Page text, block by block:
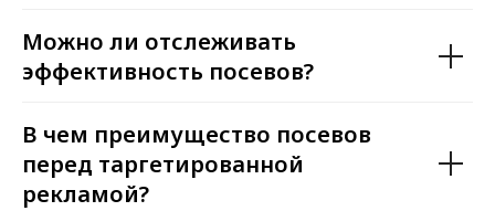
Можно ли отслеживать
эффективность посевов?
В чем преимущество посевов
перед таргетированной
рекламой?